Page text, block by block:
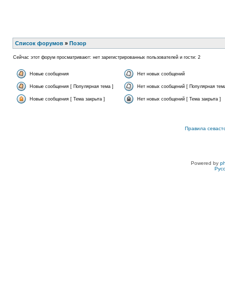
Список форумов » Позор
Сейчас этот форум просматривают: нет зарегистрированных пользователей и гости: 2
Новые сообщения Нет новых сообщений
Новые сообщения [ Популярная тема ] Нет новых сообщений [ Популярная
Новые сообщения [ Тема закрыта ] Нет новых сообщений [ Тема закрыта ]
Правила
Powered by